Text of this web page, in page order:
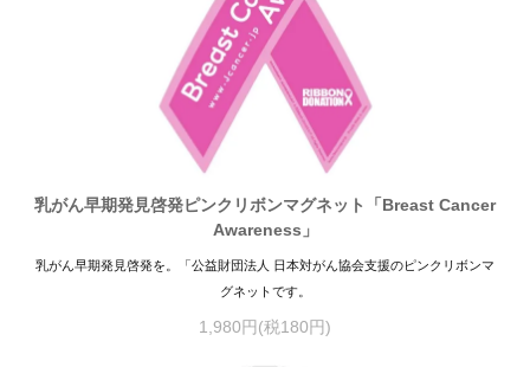
乳がん早期発見啓発ピンクリボンマグネット「Breast Cancer
Awareness」
乳がん早期発見啓発を。「公益財団法人 日本対がん協会支援のピンクリボンマ
グネットです。
1,980円(税180円)